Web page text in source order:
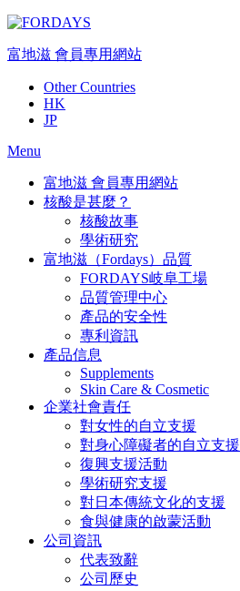
Skip
content
富地滋 會員專用網站
Other Countries
HK
JP
Menu
富地滋 會員專用網站
核酸是甚麼？
核酸故事
學術研究
富地滋（Fordays）品質
FORDAYS岐阜工場
品質管理中心
產品的安全性
專利資訊
產品信息
Supplements
Skin Care & Cosmetic
企業社會責任
對女性的自立支援
對身心障礙者的自立支援
復興支援活動
學術研究支援
對日本傳統文化的支援
食與健康的啟蒙活動
公司資訊
代表致辭
公司歷史